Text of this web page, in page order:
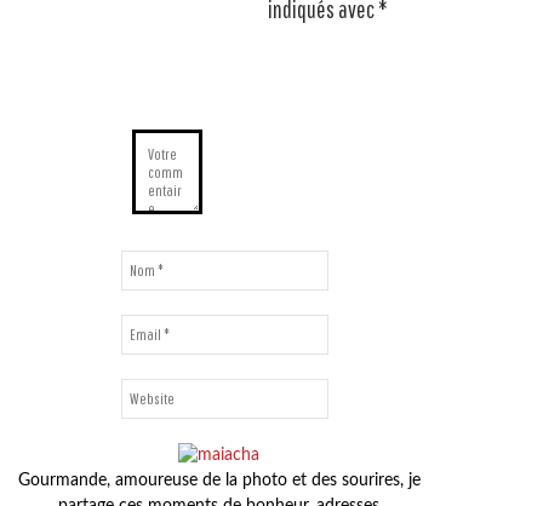
indiqués avec*
Gourmande, amoureuse de la photo et des sourires, je